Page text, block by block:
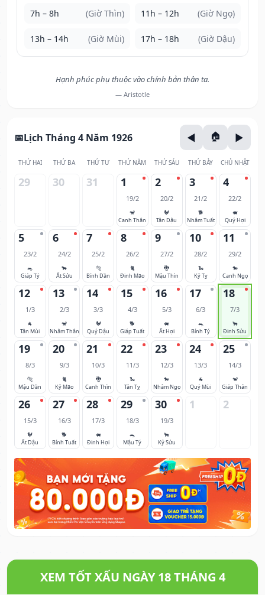
7h – 8h (Giờ Thìn) 11h – 12h (Giờ Ngọ)
13h – 14h (Giờ Mùi) 17h – 18h (Giờ Dậu)
Hạnh phúc phụ thuộc vào chính bản thân ta.
— Aristotle
Lịch Tháng 4 Năm 1926
THỨ HAI THỨ BA THỨ TƯ THỨ NĂM THỨ SÁU THỨ BẢY CHỦ NHẬT
29 30 31 1
19/2
🐒
Canh Thân
2
20/2
🐓
Tân Dậu
3
21/2
🐕
Nhâm Tuất
4
22/2
🐖
Quý Hợi
5
23/2
🐀
Giáp Tý
6
24/2
🐂
Ất Sửu
7
25/2
🐅
Bính Dần
8
26/2
🐈
Đinh Mão
9
27/2
🐉
Mậu Thìn
10
28/2
🐍
Kỷ Tỵ
11
29/2
🐎
Canh Ngọ
12
1/3
🐐
Tân Mùi
13
2/3
🐒
Nhâm Thân
14
3/3
🐓
Quý Dậu
15
4/3
🐕
Giáp Tuất
16
5/3
🐖
Ất Hợi
17
6/3
🐀
Bính Tý
18
7/3
🐂
Đinh Sửu
19
8/3
🐅
Mậu Dần
20
9/3
🐈
Kỷ Mão
21
10/3
🐉
Canh Thìn
22
11/3
🐍
Tân Tỵ
23
12/3
🐎
Nhâm Ngọ
24
13/3
🐐
Quý Mùi
25
14/3
🐒
Giáp Thân
26
15/3
🐓
Ất Dậu
27
16/3
🐕
Bính Tuất
28
17/3
🐖
Đinh Hợi
29
18/3
🐀
Mậu Tý
30
19/3
🐂
Kỷ Sửu
1 2
XEM TỐT XẤU NGÀY 18 THÁNG 4